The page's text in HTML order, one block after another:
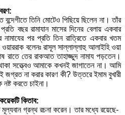
তিনি মোটেও পিছিয়ে ছিলেন না। তাঁর
বছর রামাযান মাসের দিনের বেলায় একবার
পর প্রতি তিন রাত্রিতে একবার খতম
বলেনঃ রাসূল সাল্লাল্লাহু আলাইহি ওয়া
রাতে তের রাকআত তাহাজ্জুদ নামায পড়তেন।
সত্ত্বেও আমাকে কখনই জাগাতেন না। আমি
না করার কারণ কী? উত্তরে ইমাম বুখারী
করতে চাইনা।
কিতাব:
গ্রন্থ রচনা করেন। তার মধ্যে রয়েছে-